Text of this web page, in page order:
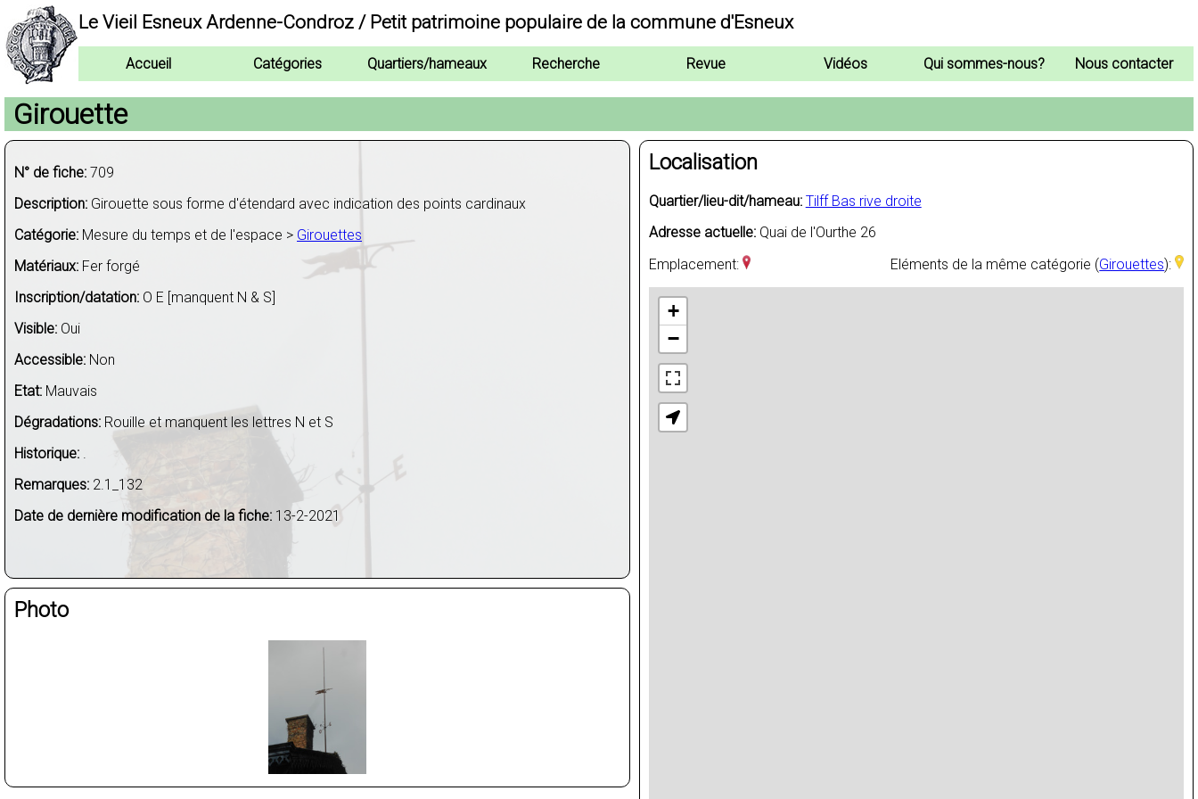
Le Vieil Esneux Ardenne-Condroz / Petit patrimoine populaire de la commune d'Esneux
Accueil Catégories Quartiers/hameaux Recherche Revue Vidéos Qui sommes-nous? Nous contacter
Girouette
N° de fiche: 709
Description: Girouette sous forme d'étendard avec indication des points cardinaux
Catégorie: Mesure du temps et de l'espace > Girouettes
Matériaux: Fer forgé
Inscription/datation: O E [manquent N & S]
Visible: Oui
Accessible: Non
Etat: Mauvais
Dégradations: Rouille et manquent les lettres N et S
Historique: .
Remarques: 2.1_132
Date de dernière modification de la fiche: 13-2-2021
Photo
Localisation
Quartier/lieu-dit/hameau: Tilff Bas rive droite
Adresse actuelle:Quai de l'Ourthe 26
Emplacement:
Eléments de la même catégorie (Girouettes):
+
−